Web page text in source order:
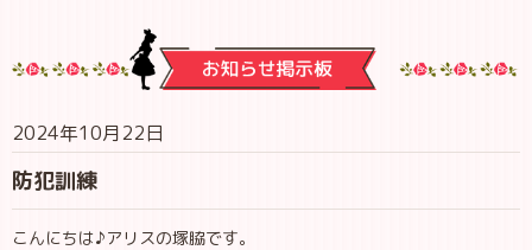
2024年10月22日
防犯訓練
こんにちは♪アリスの塚脇です。